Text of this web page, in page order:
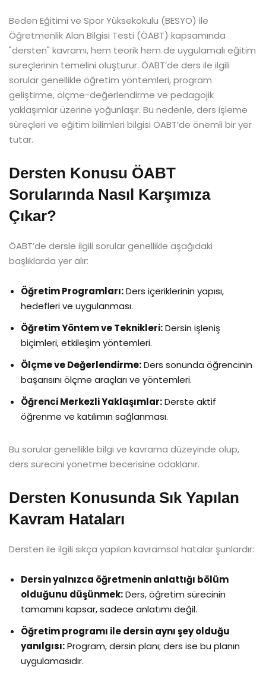
Beden Eğitimi ve Spor Yüksekokulu (BESYO) ile
Öğretmenlik Alan Bilgisi Testi (ÖABT) kapsamında
"dersten" kavramı, hem teorik hem de uygulamalı eğitim
süreçlerinin temelini oluşturur. ÖABT’de ders ile ilgili
sorular genellikle öğretim yöntemleri, program
geliştirme, ölçme-değerlendirme ve pedagojik
yaklaşımlar üzerine yoğunlaşır. Bu nedenle, ders işleme
süreçleri ve eğitim bilimleri bilgisi ÖABT’de önemli bir yer
tutar.
Dersten Konusu ÖABT
Sorularında Nasıl Karşımıza
Çıkar?
ÖABT’de dersle ilgili sorular genellikle aşağıdaki
başlıklarda yer alır:
Öğretim Programları:Ders içeriklerinin yapısı,
hedefleri ve uygulanması.
Öğretim Yöntem ve Teknikleri:Dersin işleniş
biçimleri, etkileşim yöntemleri.
Ölçme ve Değerlendirme:Ders sonunda öğrencinin
başarısını ölçme araçları ve yöntemleri.
Öğrenci Merkezli Yaklaşımlar:Derste aktif
öğrenme ve katılımın sağlanması.
Bu sorular genellikle bilgi ve kavrama düzeyinde olup,
ders sürecini yönetme becerisine odaklanır.
Dersten Konusunda Sık Yapılan
Kavram Hataları
Dersten ile ilgili sıkça yapılan kavramsal hatalar şunlardır:
Dersin yalnızca öğretmenin anlattığı bölüm
olduğunu düşünmek:Ders, öğretim sürecinin
tamamını kapsar, sadece anlatımı değil.
Öğretim programı ile dersin aynı şey olduğu
yanılgısı:Program, dersin planı; ders ise bu planın
uygulamasıdır.